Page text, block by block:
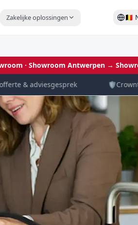
Zakelijke oplossingen 🇧🇪
· Showroom Antwerpen →
& adviesgesprek